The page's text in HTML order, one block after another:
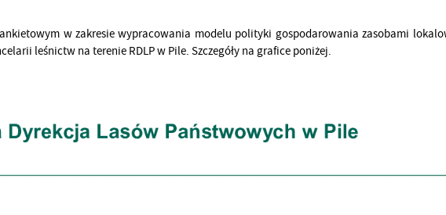
w zakresie wypracowania modelu polityki gospodarowania zasobami
leśnictw na terenie RDLP w Pile. Szczegóły na grafice poniżej.